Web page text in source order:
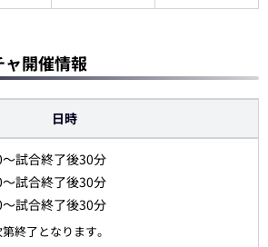
開催情報
日時
試合終了後30分
試合終了後30分
試合終了後30分
終了となります。